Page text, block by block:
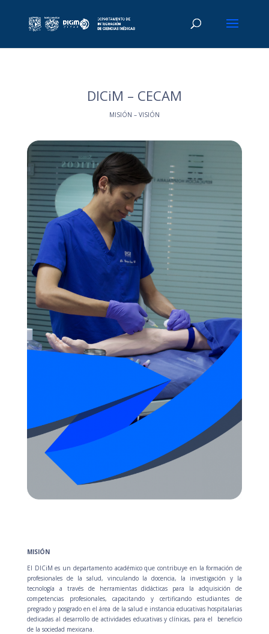
DICiM – CECAM
MISIÓN – VISIÓN
MISIÓN
El DICiM es un departamento académico que contribuye en la formación de
profesionales de la salud, vinculando la docencia, la investigacióny la
tecnología a través de herramientas didácticas para la adquisición de
competencias profesionales, capacitando y certificando estudiantes de
pregrado yposgrado en el área de la salud e instancia educativas hospitalarias
dedicadas al desarrollo de actividades educativasy clínicas, para el beneficio
de la sociedad mexicana.